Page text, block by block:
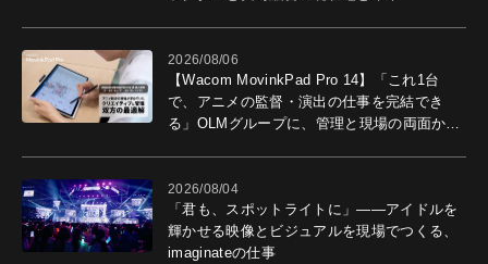
2026/08/06
【Wacom MovinkPad Pro 14】「これ1台
で、アニメの監督・演出の仕事を完結でき
る」OLMグループに、管理と現場の両面から
2026/08/04
「君も、スポットライトに」――アイドルを
輝かせる映像とビジュアルを現場でつくる、
imaginateの仕事